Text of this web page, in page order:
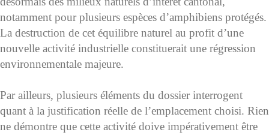
notamment pour plusieurs espèces d’amphibiens protégés.
La destruction de cet équilibre naturel au profit d’une
nouvelle activité industrielle constituerait une régression
environnementale majeure.
Par ailleurs, plusieurs éléments du dossier interrogent
quant à la justification réelle de l’emplacement choisi. Rien
ne démontre que cette activité doive impérativement être